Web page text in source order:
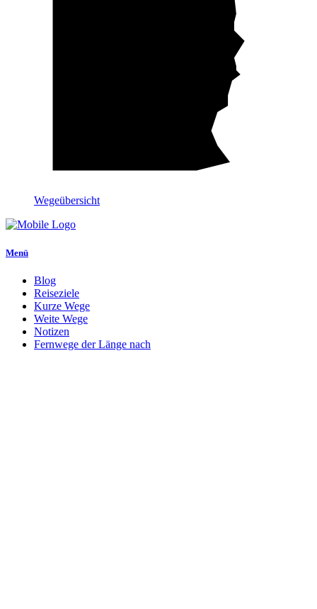
Wegeübersicht
Menü
Blog
Reiseziele
Kurze Wege
Weite Wege
Notizen
Fernwege der Länge nach